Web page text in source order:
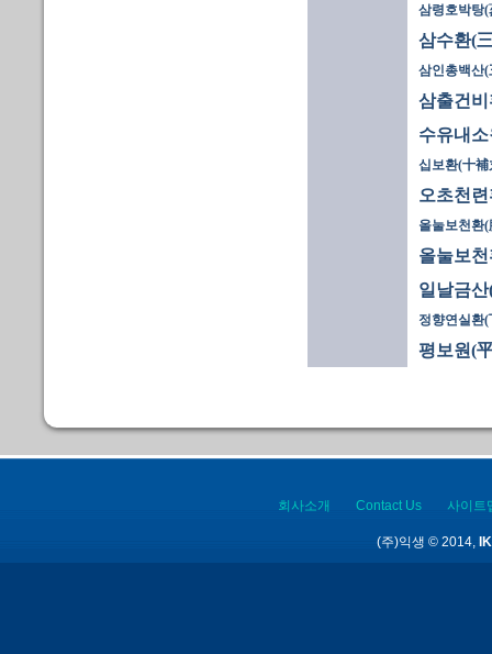
삼령호박탕
삼수환(
삼인총백산
삼출건
수유내
십보환(十補
오초천
올눌보천환
올눌보
일날금
정향연실환
평보원(
회사소개 Contact Us 사이트
(주)익생 © 2014,